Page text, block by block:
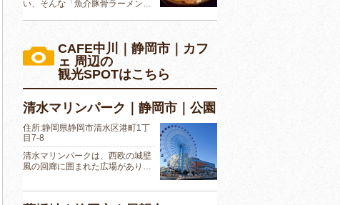
い、そんな「魚介豚骨ラーメン…
CAFE中川｜静岡市｜カフ
ェ 周辺の
観光SPOTはこちら
清水マリンパーク｜静岡市｜公園
住所:静岡県静岡市清水区港町1丁
目7-8
清水マリンパークは、西欧の城壁
風の回廊に囲まれた広場があり…